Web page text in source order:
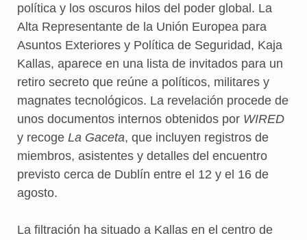
política y los oscuros hilos del poder global. La
Alta Representante de la Unión Europea para
Asuntos Exteriores y Política de Seguridad, Kaja
Kallas, aparece en una lista de invitados para un
retiro secreto que reúne a políticos, militares y
magnates tecnológicos. La revelación procede de
unos documentos internos obtenidos por WIRED
y recoge La Gaceta, que incluyen registros de
miembros, asistentes y detalles del encuentro
previsto cerca de Dublín entre el 12 y el 16 de
agosto.
La filtración ha situado a Kallas en el centro de